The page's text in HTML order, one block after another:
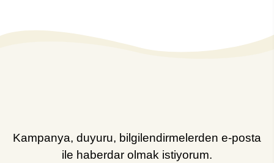
Kampanya, duyuru, bilgilendirmelerden e-posta
ile haberdar olmak istiyorum.